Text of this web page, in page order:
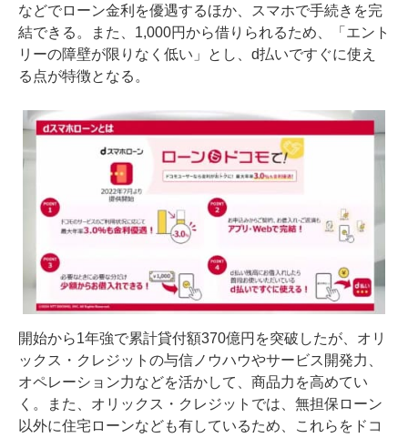
などでローン金利を優遇するほか、スマホで手続きを完
結できる。また、1,000円から借りられるため、「エント
リーの障壁が限りなく低い」とし、d払いですぐに使え
る点が特徴となる。
開始から1年強で累計貸付額370億円を突破したが、オリ
ックス・クレジットの与信ノウハウやサービス開発力、
オペレーション力などを活かして、商品力を高めてい
く。また、オリックス・クレジットでは、無担保ローン
以外に住宅ローンなども有しているため、これらをドコ